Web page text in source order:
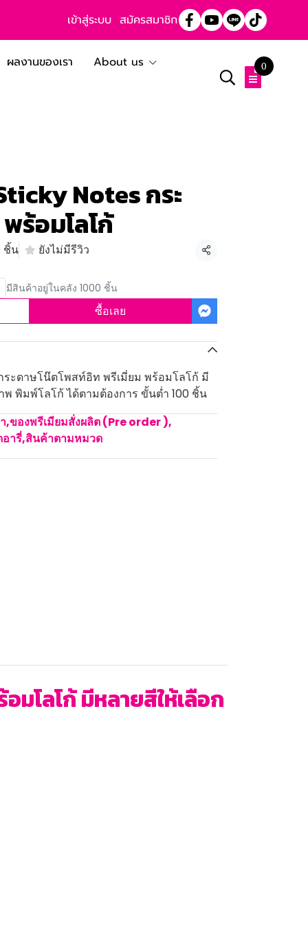
เข้าสู่ระบบ สมัครสมาชิก
ผลงานของเรา
About us
0
Notes กระ
ร้อมโลโก้
ชิ้น ยังไม่มีรีวิว
แชร์
มีสินค้าอยู่ในคลัง 1000 ชิ้น
ซื้อเลย
ะดาษโน๊ตโพสท์อิท พรีเมี่ยม พร้อมโลโก้ มี
พิมพ์โลโก้ ได้ตามต้องการ ขั้นต่ำ 100 ชิ้น
,ของพรีเมียมสั่งผลิต (Pre order ),
ารี่,สินค้าตามหมวด
โลโก้ มีหลายสีให้เลือก